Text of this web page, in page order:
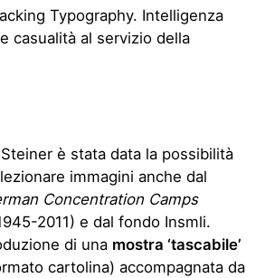
Typography. Intelligenza
casualità al servizio della
è stata data la possibilità
immagini anche dal
Concentration Camps
2011) e dal fondo Insmli.
di una mostra ‘tascabile’
cartolina) accompagnata da